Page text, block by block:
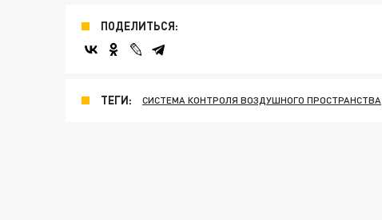
ПОДЕЛИТЬСЯ:
ТЕГИ: СИСТЕМА КОНТРОЛЯ ВОЗДУШНОГО ПРОСТРАНСТВА